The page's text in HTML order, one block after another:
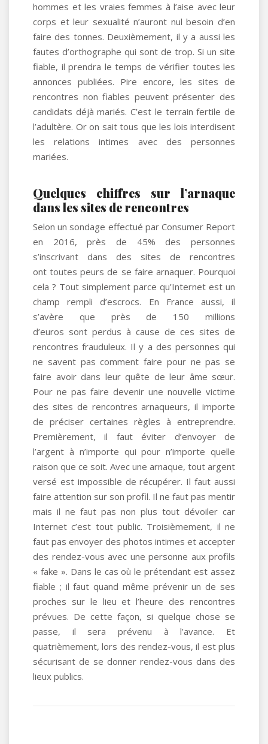
hommes et les vraies femmes à l’aise avec leur
corps et leur sexualité n’auront nul besoin d’en
faire des tonnes. Deuxièmement, il y a aussi les
fautes d’orthographe qui sont de trop. Si un site
fiable, il prendra le temps de vérifier toutes les
annonces publiées. Pire encore, les sites de
rencontres non fiables peuvent présenter des
candidats déjà mariés. C’est le terrain fertile de
l’adultère. Or on sait tous que les lois interdisent
les relations intimes avec des personnes
mariées.
Quelques chiffres sur l’arnaque
dans les sites de rencontres
Selon un sondage effectué par Consumer Report
en 2016, près de 45% des personnes
s’inscrivant dans des sites de rencontres
ont toutes peurs de se faire arnaquer. Pourquoi
cela ? Tout simplement parce qu’Internet est un
champ rempli d’escrocs. En France aussi, il
s’avère que près de 150 millions
d’euros sont perdus à cause de ces sites de
rencontres frauduleux. Il y a des personnes qui
ne savent pas comment faire pour ne pas se
faire avoir dans leur quête de leur âme sœur.
Pour ne pas faire devenir une nouvelle victime
des sites de rencontres arnaqueurs, il importe
de préciser certaines règles à entreprendre.
Premièrement, il faut éviter d’envoyer de
l’argent à n’importe qui pour n’importe quelle
raison que ce soit. Avec une arnaque, tout argent
versé est impossible de récupérer. Il faut aussi
faire attention sur son profil. Il ne faut pas mentir
mais il ne faut pas non plus tout dévoiler car
Internet c’est tout public. Troisièmement, il ne
faut pas envoyer des photos intimes et accepter
des rendez-vous avec une personne aux profils
« fake ». Dans le cas où le prétendant est assez
fiable ; il faut quand même prévenir un de ses
proches sur le lieu et l’heure des rencontres
prévues. De cette façon, si quelque chose se
passe, il sera prévenu à l’avance. Et
quatrièmement, lors des rendez-vous, il est plus
sécurisant de se donner rendez-vous dans des
lieux publics.